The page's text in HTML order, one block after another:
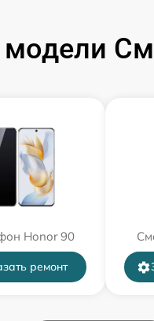
Honor 90
ремонт